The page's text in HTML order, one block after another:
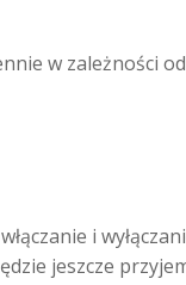
w zależności
i
jeszcze